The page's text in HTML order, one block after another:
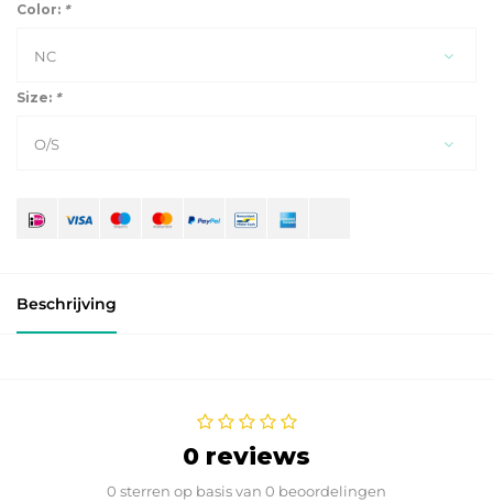
Color: *
NC
Size: *
O/S
Beschrijving
0 reviews
0 sterren op basis van 0 beoordelingen